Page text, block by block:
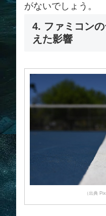
がないでしょう。
4. ファミコン
えた影響
（出典